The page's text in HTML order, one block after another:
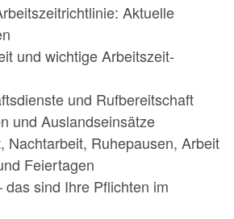
Aktuelle
und wichtige Arbeitszeit-
und Rufbereitschaft
und Auslandseinsätze
Nachtarbeit, Ruhepausen, Arbeit
Feiertagen
das sind Ihre Pflichten im